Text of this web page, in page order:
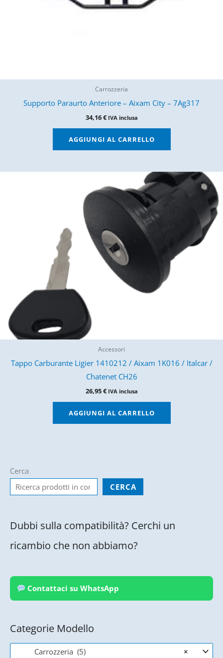
Carrozzeria
Supporto Paraurto Anteriore – Aixam City – 7Ag317
34,16€ IVA inclusa
AGGIUNGI AL CARRELLO
Accessori
Tappo Carburante Ligier 1410212 / Aixam 1K016 / Italcar /
Chatenet CH26
26,95€ IVA inclusa
AGGIUNGI AL CARRELLO
Cerca
CERCA
Dubbi sulla compatibilità? Cerchi un
ricambio che non abbiamo?
Contattaci su WhatsApp
Categorie Modello
×
Carrozzeria (5)